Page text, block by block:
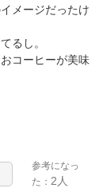
メージだったけ
るし。
コーヒーが美味
参考になっ
た： 2人